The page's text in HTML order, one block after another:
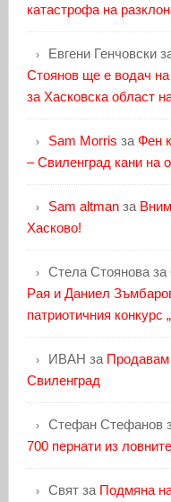
катастрофа на
Евгени Генчовски
Стоянов ще е водач на
за Хасковска област
Sam Morris за Фен
– Свиленград кани на
Sam altmanза
Хасково!
Стела Стояноваза
Рая и Даниел
патриотичния конкурс
ИВАН за Продавам
Свиленград
Стефан Стефанов
700 пернати из
Святза Подмяна